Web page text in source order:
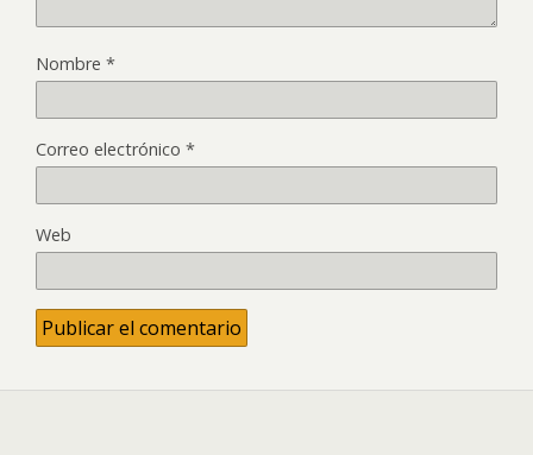
Nombre *
Correo electrónico *
Web